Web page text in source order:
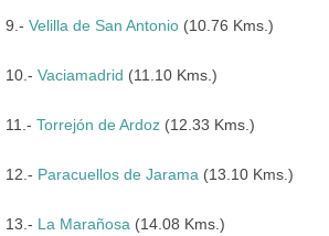
9.- Velilla de San Antonio (10.76 Kms.)
10.- Vaciamadrid (11.10 Kms.)
11.- Torrejón de Ardoz (12.33 Kms.)
12.- Paracuellos de Jarama (13.10 Kms.)
13.- La Marañosa (14.08 Kms.)